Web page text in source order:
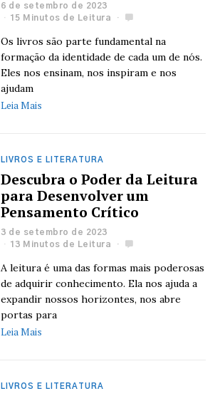
6 de setembro de 2023
15 Minutos de Leitura
Os livros são parte fundamental na
formação da identidade de cada um de nós.
Eles nos ensinam, nos inspiram e nos
ajudam
Leia Mais
LIVROS E LITERATURA
Descubra o Poder da Leitura
para Desenvolver um
Pensamento Crítico
3 de setembro de 2023
13 Minutos de Leitura
A leitura é uma das formas mais poderosas
de adquirir conhecimento. Ela nos ajuda a
expandir nossos horizontes, nos abre
portas para
Leia Mais
LIVROS E LITERATURA